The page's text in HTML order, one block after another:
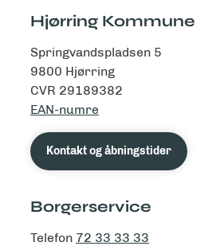
Hjørring Kommune
Springvandspladsen 5
9800 Hjørring
CVR 29189382
EAN-numre
Kontakt og åbningstider
Borgerservice
Telefon 72 33 33 33